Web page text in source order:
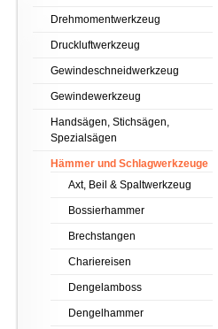
Drehmomentwerkzeug
Druckluftwerkzeug
Gewindeschneidwerkzeug
Gewindewerkzeug
Handsägen, Stichsägen,
Spezialsägen
Hämmer und Schlagwerkzeuge
Axt, Beil & Spaltwerkzeug
Bossierhammer
Brechstangen
Chariereisen
Dengelamboss
Dengelhammer